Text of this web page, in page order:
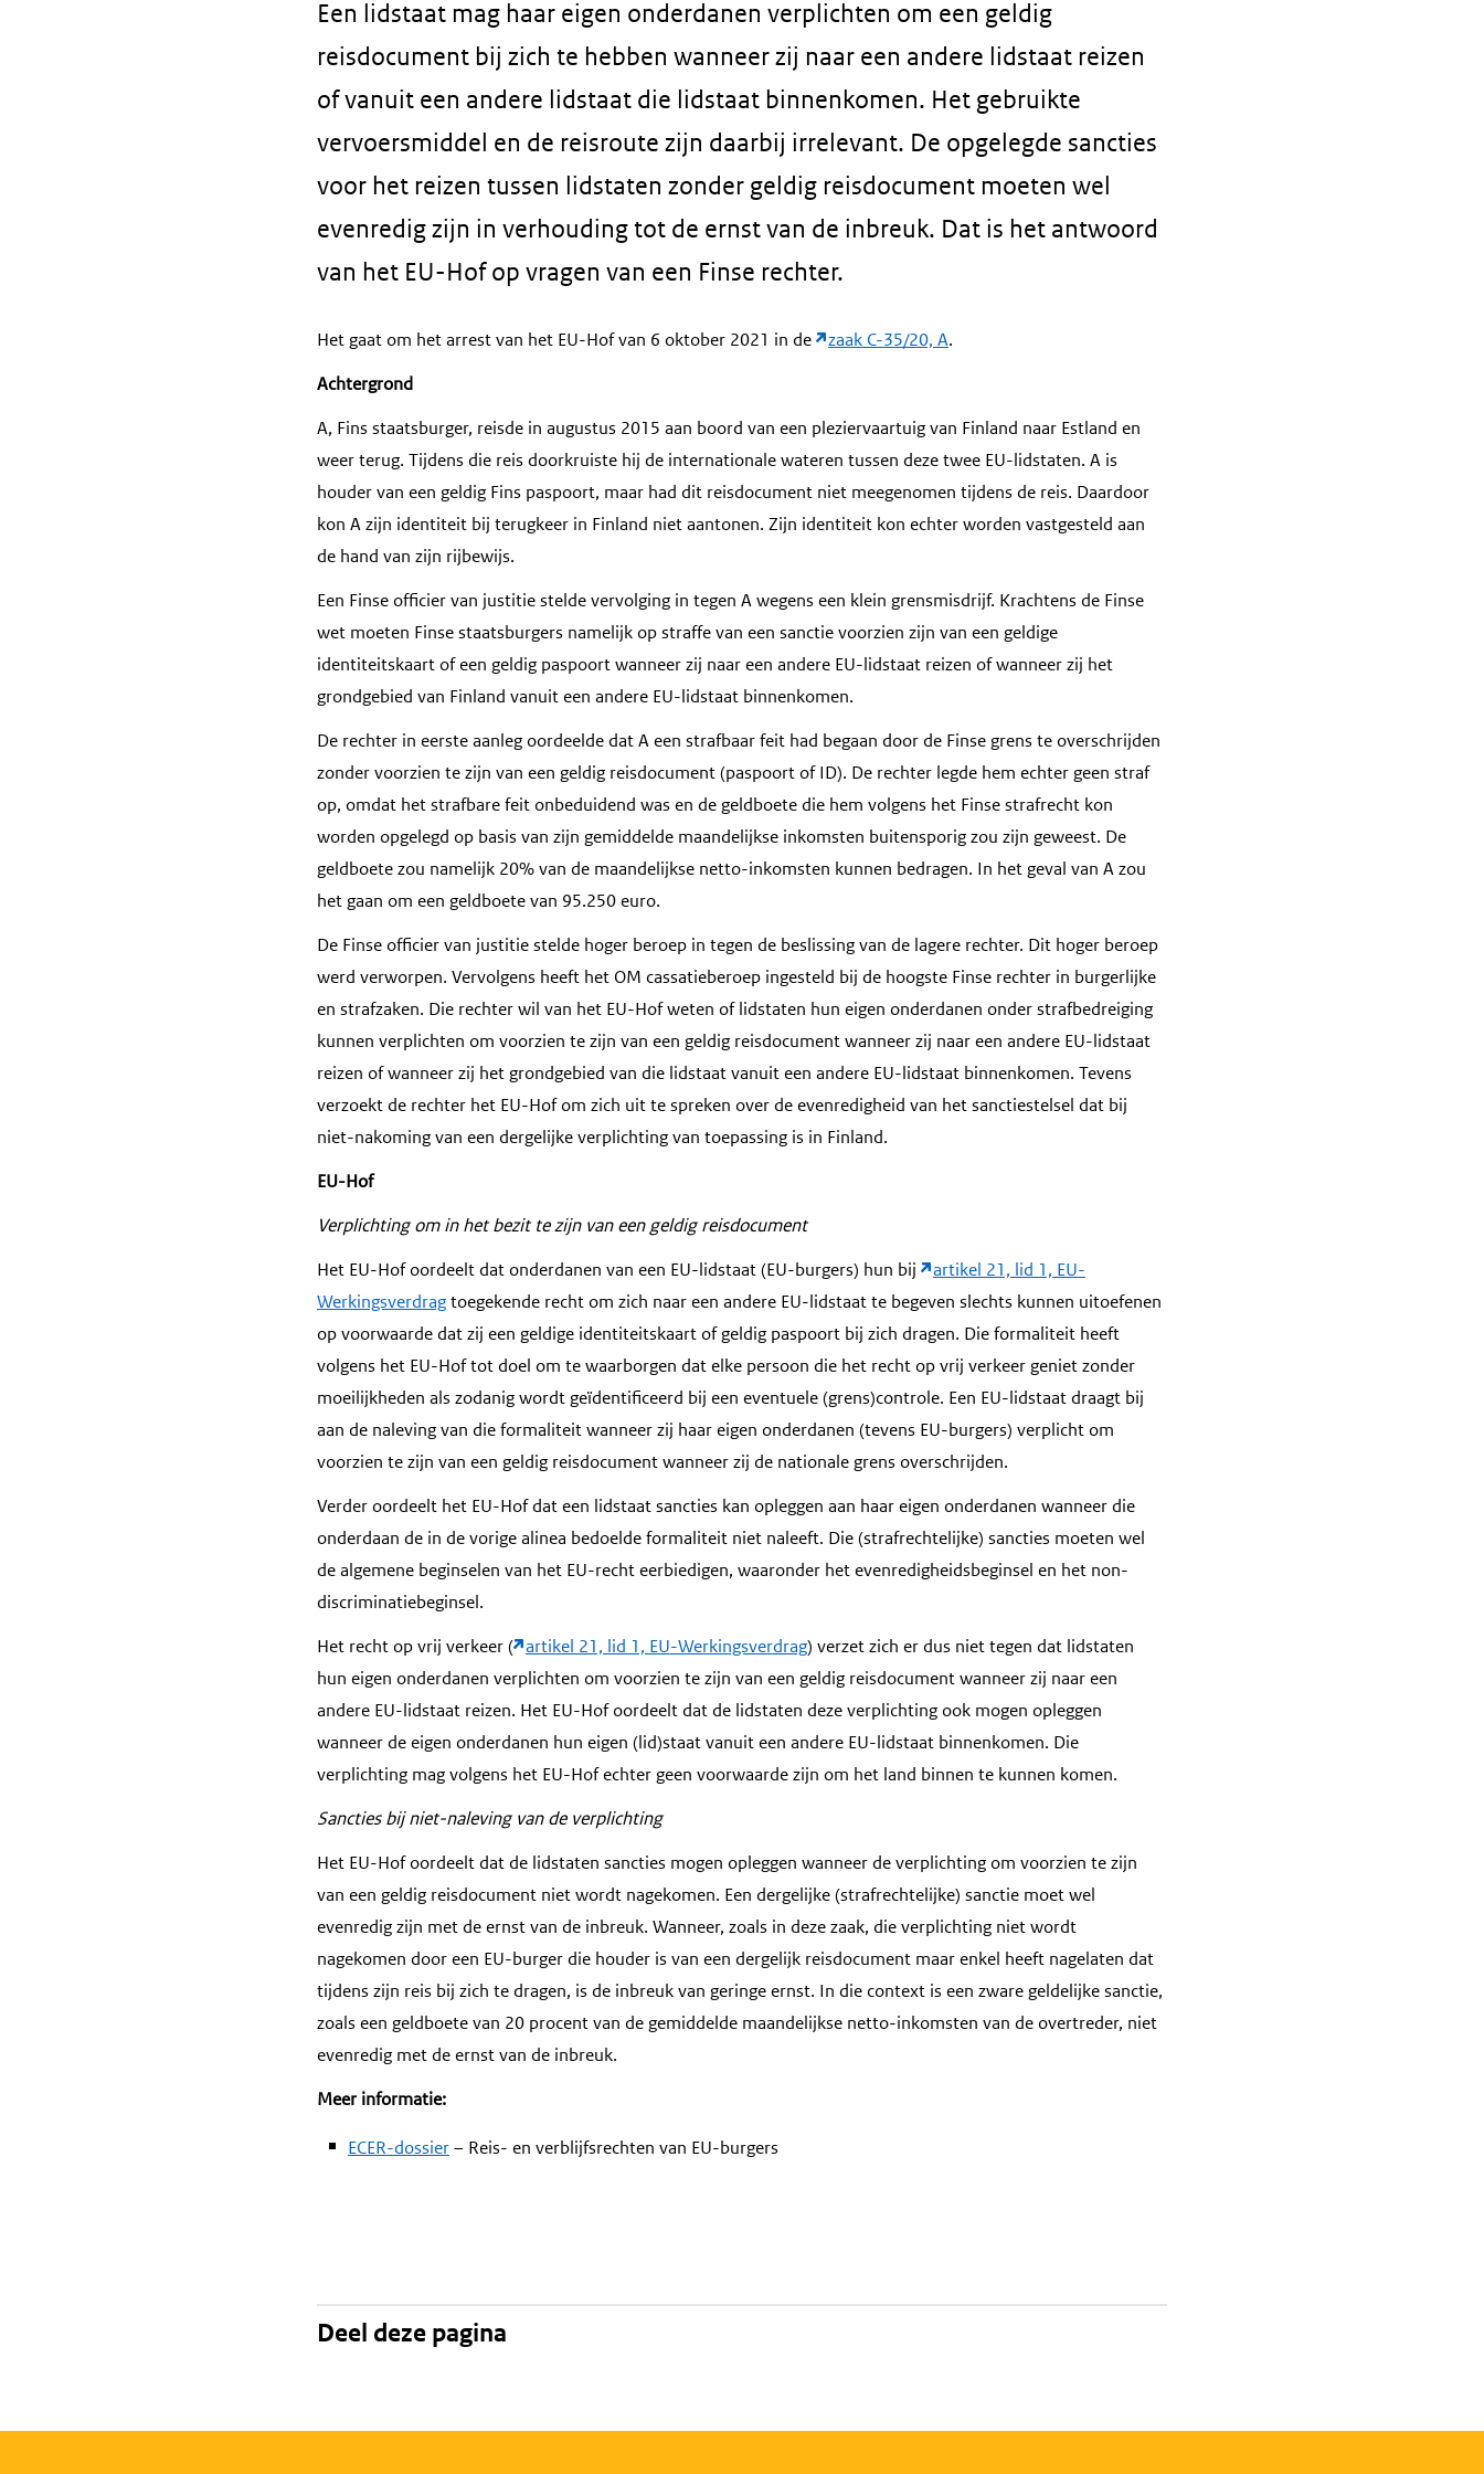
Een lidstaat mag haar eigen onderdanen verplichten om een geldig
reisdocument bij zich te hebben wanneer zij naar een andere lidstaat reizen
of vanuit een andere lidstaat die lidstaat binnenkomen. Het gebruikte
vervoersmiddel en de reisroute zijn daarbij irrelevant. De opgelegde sancties
voor het reizen tussen lidstaten zonder geldig reisdocument moeten wel
evenredig zijn in verhouding tot de ernst van de inbreuk. Dat is het antwoord
van het EU-Hof op vragen van een Finse rechter.
Het gaat om het arrest van het EU-Hof van 6 oktober 2021 in de zaak C-35/20, A.
Achtergrond
A, Fins staatsburger, reisde in augustus 2015 aan boord van een pleziervaartuig van Finland naar Estland en
weer terug. Tijdens die reis doorkruiste hij de internationale wateren tussen deze twee EU-lidstaten. A is
houder van een geldig Fins paspoort, maar had dit reisdocument niet meegenomen tijdens de reis. Daardoor
kon A zijn identiteit bij terugkeer in Finland niet aantonen. Zijn identiteit kon echter worden vastgesteld aan
de hand van zijn rijbewijs.
Een Finse officier van justitie stelde vervolging in tegen A wegens een klein grensmisdrijf. Krachtens de Finse
wet moeten Finse staatsburgers namelijk op straffe van een sanctie voorzien zijn van een geldige
identiteitskaart of een geldig paspoort wanneer zij naar een andere EU-lidstaat reizen of wanneer zij het
grondgebied van Finland vanuit een andere EU-lidstaat binnenkomen.
De rechter in eerste aanleg oordeelde dat A een strafbaar feit had begaan door de Finse grens te overschrijden
zonder voorzien te zijn van een geldig reisdocument (paspoort of ID). De rechter legde hem echter geen straf
op, omdat het strafbare feit onbeduidend was en de geldboete die hem volgens het Finse strafrecht kon
worden opgelegd op basis van zijn gemiddelde maandelijkse inkomsten buitensporig zou zijn geweest. De
geldboete zou namelijk 20% van de maandelijkse netto-inkomsten kunnen bedragen. In het geval van A zou
het gaan om een geldboete van 95.250 euro.
De Finse officier van justitie stelde hoger beroep in tegen de beslissing van de lagere rechter. Dit hoger beroep
werd verworpen. Vervolgens heeft het OM cassatieberoep ingesteld bij de hoogste Finse rechter in burgerlijke
en strafzaken. Die rechter wil van het EU-Hof weten of lidstaten hun eigen onderdanen onder strafbedreiging
kunnen verplichten om voorzien te zijn van een geldig reisdocument wanneer zij naar een andere EU-lidstaat
reizen of wanneer zij het grondgebied van die lidstaat vanuit een andere EU-lidstaat binnenkomen. Tevens
verzoekt de rechter het EU-Hof om zich uit te spreken over de evenredigheid van het sanctiestelsel dat bij
niet-nakoming van een dergelijke verplichting van toepassing is in Finland.
EU-Hof
Verplichting om in het bezit te zijn van een geldig reisdocument
Het EU-Hof oordeelt dat onderdanen van een EU-lidstaat (EU-burgers) hun bij
artikel 21, lid 1, EU-
Werkingsverdragtoegekende recht om zich naar een andere EU-lidstaat te begeven slechts kunnen uitoefenen
op voorwaarde dat zij een geldige identiteitskaart of geldig paspoort bij zich dragen. Die formaliteit heeft
volgens het EU-Hof tot doel om te waarborgen dat elke persoon die het recht op vrij verkeer geniet zonder
moeilijkheden als zodanig wordt geïdentificeerd bij een eventuele (grens)controle. Een EU-lidstaat draagt bij
aan de naleving van die formaliteit wanneer zij haar eigen onderdanen (tevens EU-burgers) verplicht om
voorzien te zijn van een geldig reisdocument wanneer zij de nationale grens overschrijden.
Verder oordeelt het EU-Hof dat een lidstaat sancties kan opleggen aan haar eigen onderdanen wanneer die
onderdaan de in de vorige alinea bedoelde formaliteit niet naleeft. Die (strafrechtelijke) sancties moeten wel
de algemene beginselen van het EU-recht eerbiedigen, waaronder het evenredigheidsbeginsel en het non-
discriminatiebeginsel.
Het recht op vrij verkeer ( artikel 21, lid 1, EU-Werkingsverdrag) verzet zich er dus niet tegen dat lidstaten
hun eigen onderdanen verplichten om voorzien te zijn van een geldig reisdocument wanneer zij naar een
andere EU-lidstaat reizen. Het EU-Hof oordeelt dat de lidstaten deze verplichting ook mogen opleggen
wanneer de eigen onderdanen hun eigen (lid)staat vanuit een andere EU-lidstaat binnenkomen. Die
verplichting mag volgens het EU-Hof echter geen voorwaarde zijn om het land binnen te kunnen komen.
Sancties bij niet-naleving van de verplichting
Het EU-Hof oordeelt dat de lidstaten sancties mogen opleggen wanneer de verplichting om voorzien te zijn
van een geldig reisdocument niet wordt nagekomen. Een dergelijke (strafrechtelijke) sanctie moet wel
evenredig zijn met de ernst van de inbreuk. Wanneer, zoals in deze zaak, die verplichting niet wordt
nagekomen door een EU-burger die houder is van een dergelijk reisdocument maar enkel heeft nagelaten dat
tijdens zijn reis bij zich te dragen, is de inbreuk van geringe ernst. In die context is een zware geldelijke sanctie,
zoals een geldboete van 20 procent van de gemiddelde maandelijkse netto-inkomsten van de overtreder, niet
evenredig met de ernst van de inbreuk.
Meer informatie:
ECER-dossier– Reis- en verblijfsrechten van EU-burgers
Deel deze pagina